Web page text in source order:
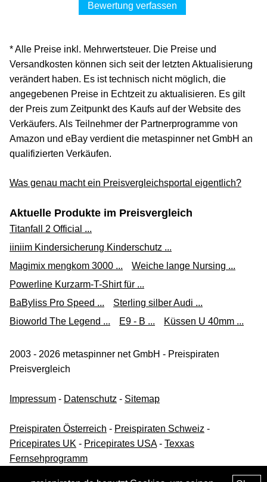
Bewertung verfassen
* Alle Preise inkl. Mehrwertsteuer. Die Preise und
Versandkosten können sich seit der letzten Aktualisierung
verändert haben. Es ist technisch nicht möglich, die
angegebenen Preise in Echtzeit zu aktualisieren. Es gilt
der Preis zum Zeitpunkt des Kaufs auf der Website des
Verkäufers. Als Teilnehmer der Partnerprogramme von
Amazon und eBay verdient die metaspinner net GmbH an
qualifizierten Verkäufen.
Was genau macht ein Preisvergleichsportal eigentlich?
Aktuelle Produkte im Preisvergleich
Titanfall 2 Official ...
iiniim Kindersicherung Kinderschutz ...
Magimix mengkom 3000 ...
Weiche lange Nursing ...
Powerline Kurzarm-T-Shirt für ...
BaByliss Pro Speed ...
Sterling silber Audi ...
Bioworld The Legend ...
E9 - B ... Küssen U 40mm ...
2003 - 2026 metaspinner net GmbH - Preispiraten
Preisvergleich
Impressum - Datenschutz - Sitemap
Preispiraten Österreich - Preispiraten Schweiz -
Pricepirates UK - Pricepirates USA- Texxas
Fernsehprogramm